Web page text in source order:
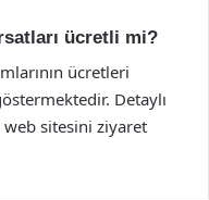
ücretli mi?
ücretleri
Detaylı
web sitesini ziyaret